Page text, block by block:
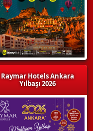
Raymar Hotels Ankara
Yılbaşı 2026